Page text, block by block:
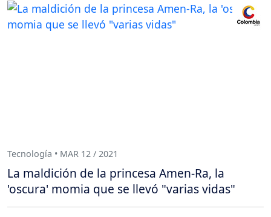
Tecnología • MAR 12 / 2021
La maldición de la princesa Amen-Ra, la
'oscura' momia que se llevó "varias vidas"